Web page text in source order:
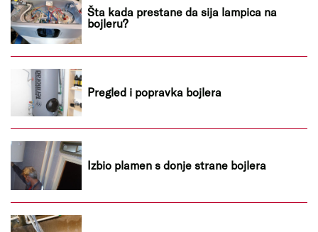
Šta kada prestane da sija lampica na
bojleru?
Pregled i popravka bojlera
Izbio plamen s donje strane bojlera